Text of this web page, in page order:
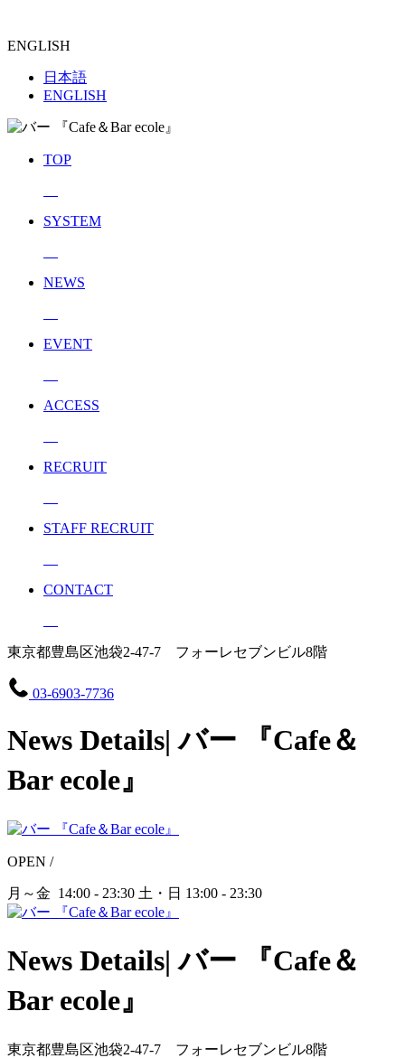
ENGLISH
日本語
ENGLISH
TOP
SYSTEM
NEWS
EVENT
ACCESS
RECRUIT
STAFF RECRUIT
CONTACT
東京都豊島区池袋2-47-7 フォーレセブンビル8階
03-6903-7736
News Details| バー 『Cafe＆
Bar ecole』
OPEN /
月～金 14:00 - 23:30 土・日 13:00 - 23:30
News Details| バー 『Cafe＆
Bar ecole』
東京都豊島区池袋2-47-7 フォーレセブンビル8階